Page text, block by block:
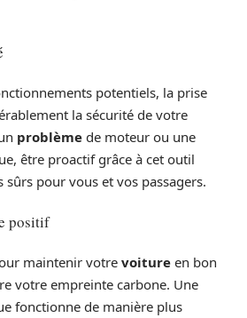
potentiels, la prise
la sécurité de votre
problème de moteur ou une
être proactif grâce à cet outil
sûrs pour vous et vos passagers.
positif
maintenir votre voiture en bon
votre empreinte carbone. Une
fonctionne de manière plus